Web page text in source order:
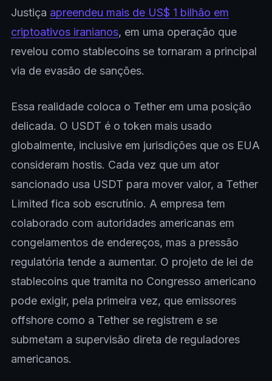
Justiça apreendeu mais de US$ 1 bilhão em
criptoativos iranianos, em uma operação que
revelou como stablecoins se tornaram a principal
via de evasão de sanções.
Essa realidade coloca o Tether em uma posição
delicada. O USDT é o token mais usado
globalmente, inclusive em jurisdições que os EUA
consideram hostis. Cada vez que um ator
sancionado usa USDT para mover valor, a Tether
Limited fica sob escrutínio. A empresa tem
colaborado com autoridades americanas em
congelamentos de endereços, mas a pressão
regulatória tende a aumentar. O projeto de lei de
stablecoins que tramita no Congresso americano
pode exigir, pela primeira vez, que emissores
offshore como a Tether se registrem e se
submetam a supervisão direta de reguladores
americanos.